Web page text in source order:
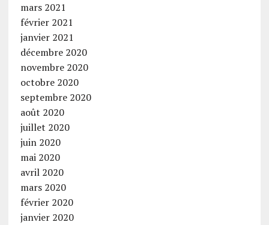
mars 2021
février 2021
janvier 2021
décembre 2020
novembre 2020
octobre 2020
septembre 2020
août 2020
juillet 2020
juin 2020
mai 2020
avril 2020
mars 2020
février 2020
janvier 2020